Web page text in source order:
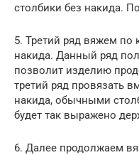
столбики без накида.
5. Третий ряд вяжем по
накида. Данный ряд
позволит изделию
третий ряд провязать
накида, обычными
будет так выражено
6. Далее продолжаем